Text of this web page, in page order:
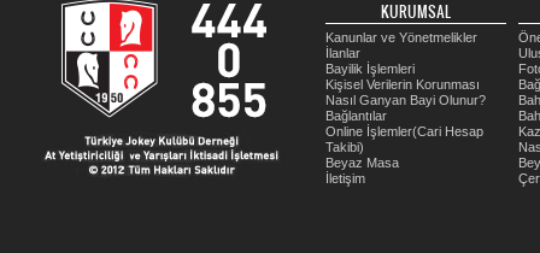
KURUMSAL
Kanunlar ve Yönetmelikler
İlanlar
Bayilik İşlemleri
Kişisel Verilerin Korunması
Nasıl Ganyan Bayi Olunur?
Bağlantılar
Online İşlemler(Cari Hesap
Takibi)
Beyaz Masa
İletişim